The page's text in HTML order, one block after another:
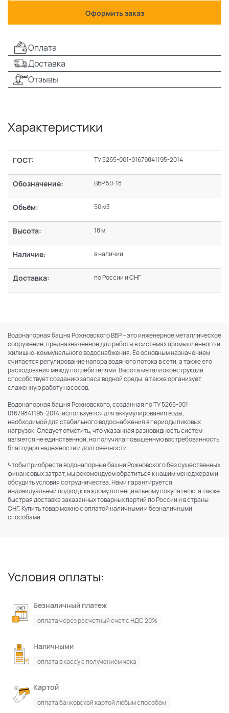
Оформить заказ
Оплата
Доставка
Отзывы
Характеристики
ГОСТ: ТУ 5265-001-01679841195-2014
Обозначение: ВБР 50-18
Объём: 50 м3
Высота: 18 м
Наличие: в наличии
Доставка: по России и СНГ
Водонапорная башня Рожновского ВБР – это инженерное металлическое
сооружение, предназначенное для работы в системах промышленного и
жилищно-коммунального водоснабжения. Ее основным назначением
считается регулирование напора водяного потока в сети, а также его
расходования между потребителями. Высота металлоконструкции
способствует созданию запаса водной среды, а также организует
слаженную работу насосов.
Водонапорная башня Рожновского, созданная по ТУ 5265-001-
01679841195-2014, используется для аккумулирования воды,
необходимой для стабильного водоснабжения в периоды пиковых
нагрузок. Следует отметить, что указанная разновидность систем
является не единственной, но получила повышенную востребованность
благодаря надежности и долговечности.
Чтобы приобрести водонапорные башни Рожновского без существенных
финансовых затрат, мы рекомендуем обратиться к нашим менеджерам и
обсудить условия сотрудничества. Нами гарантируется
индивидуальный подход к каждому потенциальному покупателю, а также
быстрая доставка заказанных товарных партий по России и в страны
СНГ. Купить товар можно с оплатой наличными и безналичными
способами.
Условия оплаты:
Безналичный платеж
оплата через расчетный счет с НДС 20%
Наличными
оплата в кассу с получением чека
Картой
оплата банковской картой любым способом